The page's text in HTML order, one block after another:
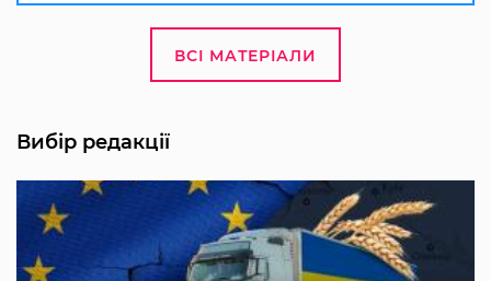
ВСІ МАТЕРІАЛИ
Вибір редакції